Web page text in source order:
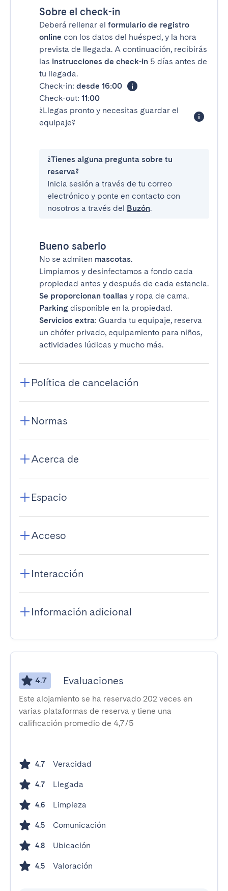
Sobre el check-in
Deberá rellenar el formulario de registro
online con los datos del huésped, y la hora
prevista de llegada. A continuación, recibirás
las instrucciones de check-in 5 días antes de
tu llegada.
Check-in: desde 16:00
Check-out: 11:00
¿Llegas pronto y necesitas guardar el
equipaje?
¿Tienes alguna pregunta sobre tu
reserva?
Inicia sesión a través de tu correo
electrónico y ponte en contacto con
nosotros a través del Buzón.
Bueno saberlo
No se admiten mascotas.
Limpiamos y desinfectamos a fondo cada
propiedad antes y después de cada estancia.
Se proporcionan toallas y ropa de cama.
Parking disponible en la propiedad.
Servicios extra: Guarda tu equipaje, reserva
un chófer privado, equipamiento para niños,
actividades lúdicas y mucho más.
Política de cancelación
Normas
Acerca de
Espacio
Acceso
Interacción
Información adicional
4.7 Evaluaciones
Este alojamiento se ha reservado 202 veces en
varias plataformas de reserva y tiene una
calificación promedio de 4,7/5
4.7 Veracidad
4.7 Llegada
4.6 Limpieza
4.5 Comunicación
4.8 Ubicación
4.5 Valoración